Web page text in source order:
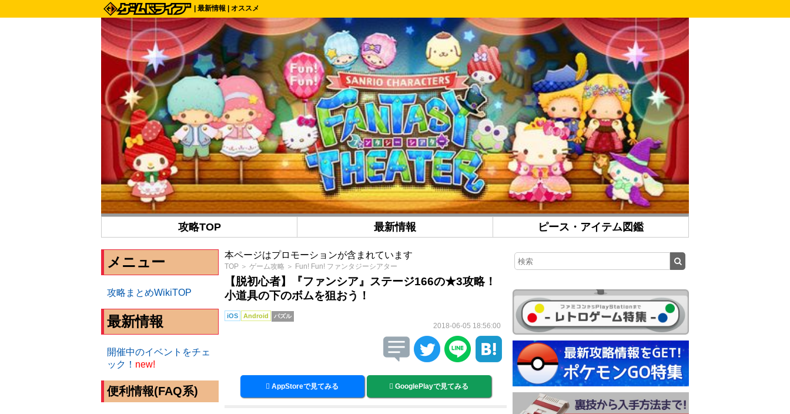
最新情報 オススメ
攻略TOP 最新情報 ピース・アイテム図鑑
本ページはプロモーションが含まれています
TOP ＞ ゲーム攻略 ＞ Fun! Fun! ファンタジーシアター
【脱初心者】『ファンシア』ステージ166の★3攻略！
小道具の下のボムを狙おう！
iOS Android パズル
2018-06-05 18:56:00
AppStoreで見てみる GooglePlayで見てみる
メニュー
攻略まとめWikiTOP
最新情報
開催中のイベントをチェ
ック！ new!
便利情報(FAQ系)